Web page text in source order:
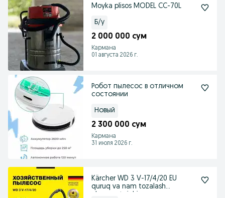
Moyka plisos MODEL CC-70L
Б/у
2 000 000 сум
Кармана
01 августа 2026 г.
Робот пылесос в отличном
состоянии
Новый
2 300 000 сум
Кармана
31 июля 2026 г.
Kärcher WD 3 V-17/4/20 EU
quruq va nam tozalash